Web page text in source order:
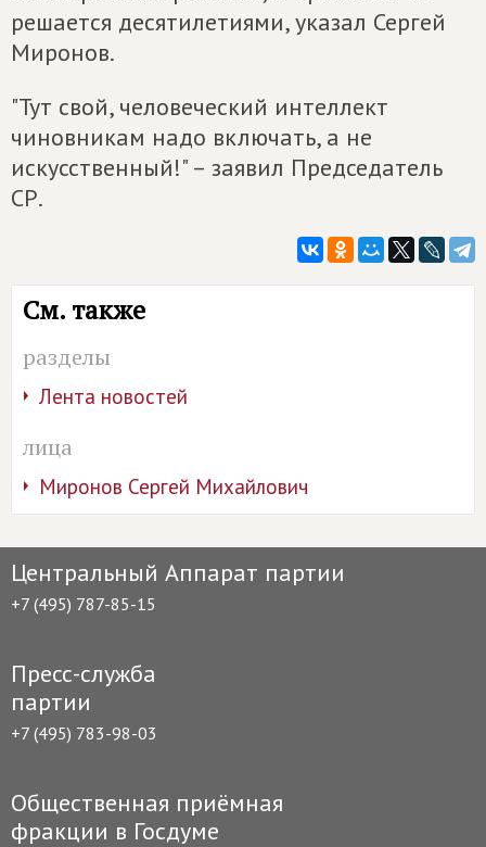
решается десятилетиями, указал Сергей
Миронов.
"Тут свой, человеческий интеллект
чиновникам надо включать, а не
искусственный!" – заявил Председатель
СР.
См. также
разделы
Лента новостей
лица
Миронов Сергей Михайлович
Центральный Аппарат партии
+7 (495) 787-85-15
Пресс-служба
партии
+7 (495) 783-98-03
Общественная приёмная
фракции в Госдуме